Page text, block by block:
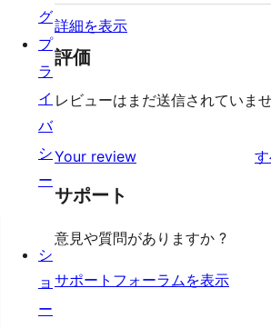
詳細を表示
評価
レビューはまだ送信されていませ
Your review
サポート
意見や質問がありますか ?
サポートフォーラムを表示
グ
プ
ラ
イ
バ
シ
ー
シ
ョ
ー